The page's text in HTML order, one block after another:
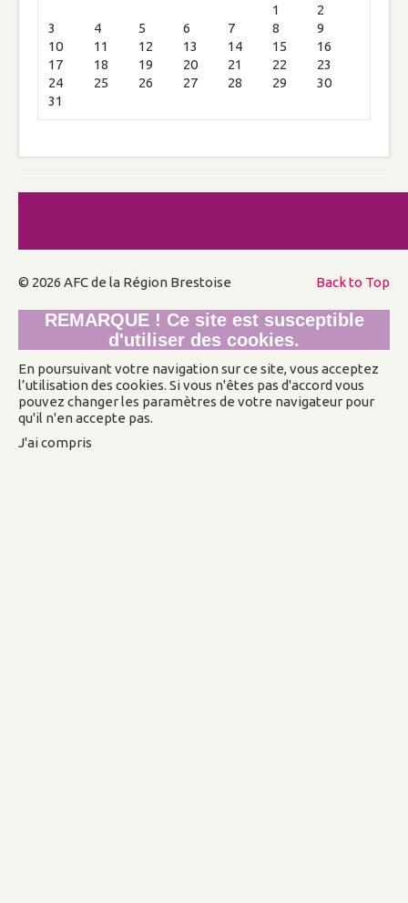
Conseils pour mieux consommer et
économiser l'eau dans sa salle de bain
Protester contre une publicité choquante
Passage à la télévision TNT Haute
Communiqués de presse
fondamental
Le divorce n'est pas une fatalité : Arrêtons
la casse
LE FLÉAU DE LA PORNOGRAPHIE !
Education
Un cadre pédagogique pour l'école
1
2
3
4 5 6 7 8
9
10
11 12 13 14 15
16
17
18 19 20 21 22
23
24
25 26 27 28 29
30
31
Back to Top
© 2026 AFC de la Région Brestoise
REMARQUE ! Ce site est susceptible
d'utiliser des cookies.
En poursuivant votre navigation sur ce site, vous acceptez
l’utilisation des cookies. Si vous n'êtes pas d'accord vous
pouvez changer les paramètres de votre navigateur pour
qu'il n'en accepte pas.
J'ai compris